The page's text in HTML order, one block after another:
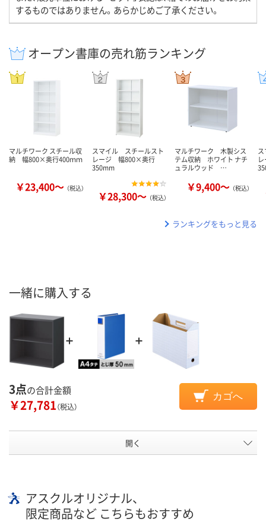
するものではありません。あらかじめご了承ください。
オープン書庫の売れ筋ランキング
マルチワーク スチール収
納 幅800×奥行400ｍｍ
￥23,400～ （税込）
スマイル スチールスト
レージ 幅800×奥行
350mm
￥28,300～ （税込）
マルチワーク 木製シス
テム収納 ホワイト ナチ
ュラルウッド …
￥9,400～ （税込）
ランキングをもっと見る
一緒に購入する
3点の合計金額
￥27,781（税込）
カゴへ
開く
アスクルオリジナル、
限定商品など こちらもおすすめ